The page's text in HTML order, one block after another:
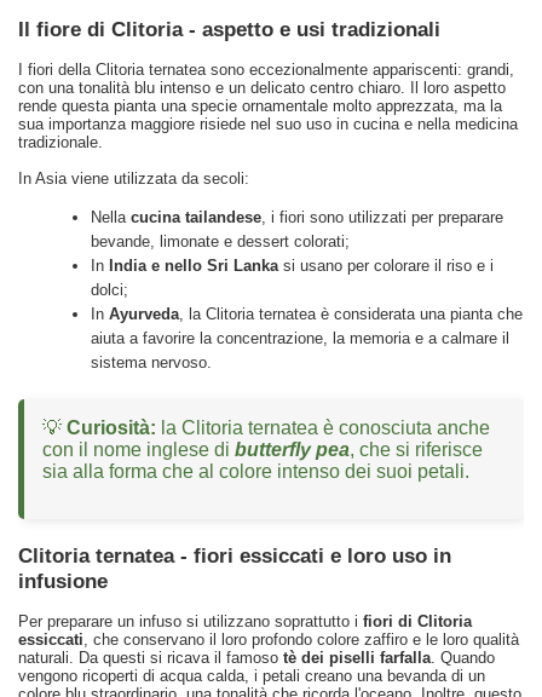
Il fiore di Clitoria - aspetto e usi tradizionali
I fiori della Clitoria ternatea sono eccezionalmente appariscenti: grandi,
con una tonalità blu intenso e un delicato centro chiaro. Il loro aspetto
rende questa pianta una specie ornamentale molto apprezzata, ma la
sua importanza maggiore risiede nel suo uso in cucina e nella medicina
tradizionale.
In Asia viene utilizzata da secoli:
Nella cucina tailandese, i fiori sono utilizzati per preparare
bevande, limonate e dessert colorati;
In India e nello Sri Lankasi usano per colorare il riso e i
dolci;
In Ayurveda, la Clitoria ternatea è considerata una pianta che
aiuta a favorire la concentrazione, la memoria e a calmare il
sistema nervoso.
💡 Curiosità: la Clitoria ternatea è conosciuta anche
con il nome inglese di butterfly pea, che si riferisce
sia alla forma che al colore intenso dei suoi petali.
Clitoria ternatea - fiori essiccati e loro uso in
infusione
Per preparare un infuso si utilizzano soprattutto i fiori di Clitoria
essiccati, che conservano il loro profondo colore zaffiro e le loro qualità
naturali. Da questi si ricava il famoso tè dei piselli farfalla. Quando
vengono ricoperti di acqua calda, i petali creano una bevanda di un